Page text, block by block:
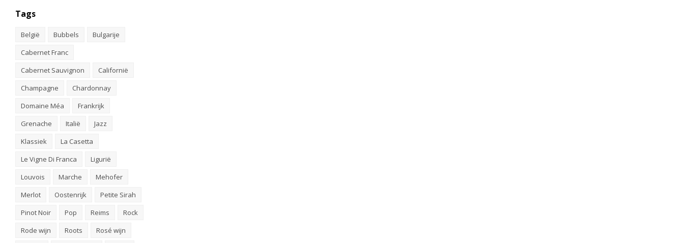
Tags
België Bubbels
Bulgarije
Cabernet Franc
Cabernet Sauvignon
Californië
Champagne
Chardonnay
Domaine Méa
Frankrijk
Grenache
Italië
Jazz
Klassiek
La Casetta
Le Vigne Di Franca
Ligurië
Louvois
Marche
Mehofer
Merlot
Oostenrijk
Petite Sirah
Pinot Noir
Pop Reims
Rock
Rode wijn
Roots
Rosé wijn